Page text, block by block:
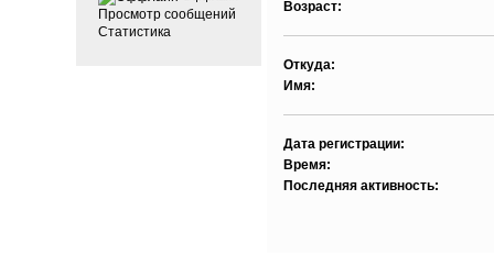
Просмотр сообщений
Статистика
Возраст:
Откуда:
Имя:
Дата регистрации:
Время:
Последняя активность: